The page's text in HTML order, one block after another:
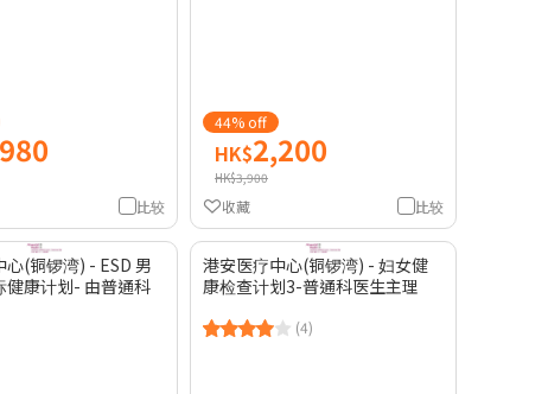
比较
44% off
HK$2,200
HK$3,900
比较
收藏
心(铜锣湾) - ESD 男
健康计划- 由普通科
港安医疗中心(铜锣湾) - 妇女健
康检查计划3-普通科医生主理
(4)